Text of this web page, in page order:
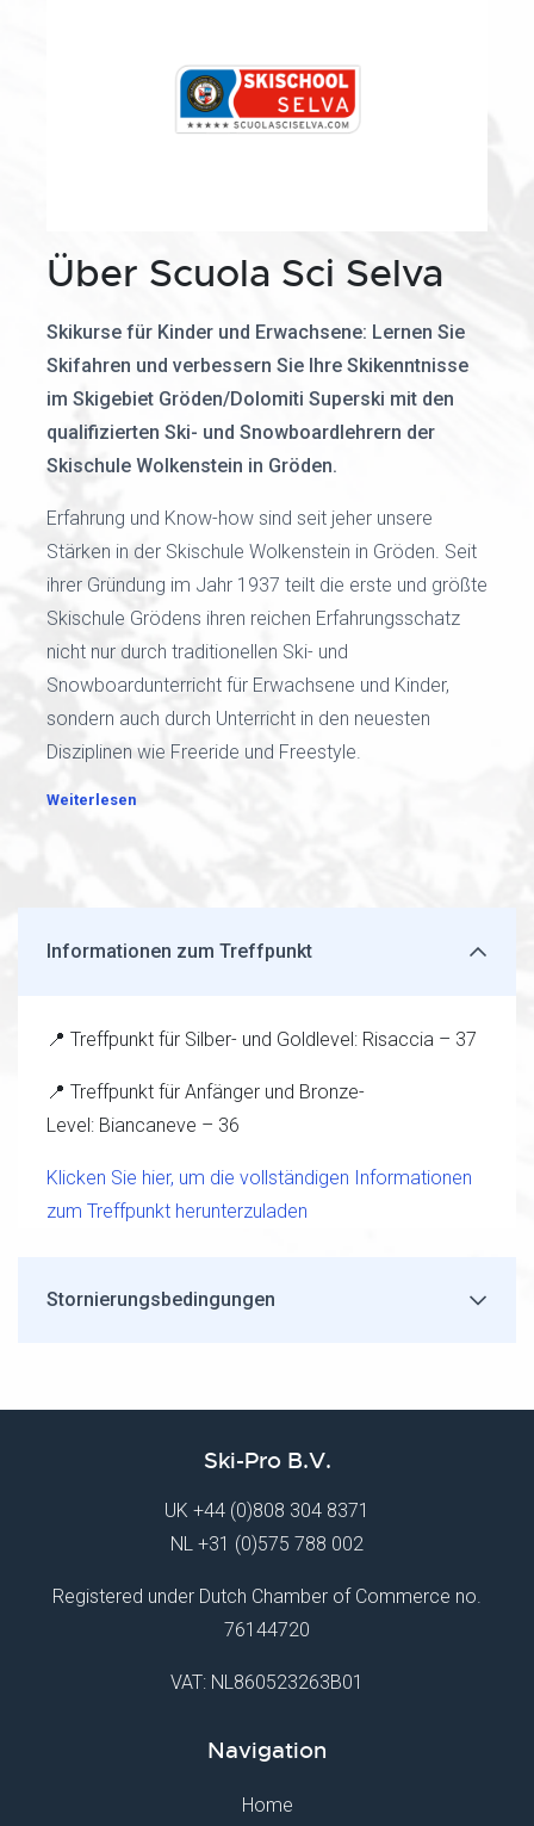
Über Scuola Sci Selva
Skikurse für Kinder und Erwachsene: Lernen Sie
Skifahren und verbessern Sie Ihre Skikenntnisse
im Skigebiet Gröden/Dolomiti Superski mit den
qualifizierten Ski- und Snowboardlehrern der
Skischule Wolkenstein in Gröden.
Erfahrung und Know-how sind seit jeher unsere
Stärken in der Skischule Wolkenstein in Gröden. Seit
ihrer Gründung im Jahr 1937 teilt die erste und größte
Skischule Grödens ihren reichen Erfahrungsschatz
nicht nur durch traditionellen Ski- und
Snowboardunterricht für Erwachsene und Kinder,
sondern auch durch Unterricht in den neuesten
Disziplinen wie Freeride und Freestyle.
Weiterlesen
Informationen zum Treffpunkt
📍 Treffpunkt für Silber- und Goldlevel: Risaccia – 37
📍 Treffpunkt für Anfänger und Bronze-
Level: Biancaneve – 36
Klicken Sie hier, um die vollständigen Informationen
zum Treffpunkt herunterzuladen
Stornierungsbedingungen
Ski-Pro B.V.
UK +44 (0)808 304 8371
NL +31 (0)575 788 002
Registered under Dutch Chamber of Commerce no.
76144720
VAT: NL860523263B01
Navigation
Home